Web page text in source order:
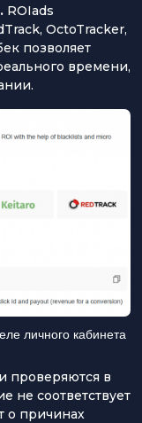
ROIads
OctoTracker,
позволяет
времени,
личного кабинета
проверяются в
не соответствует
о причинах